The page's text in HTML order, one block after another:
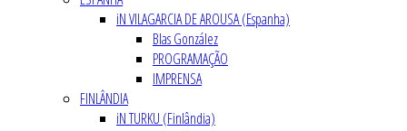
iN VILAGARCIA DE AROUSA (Espanha)
Blas González
PROGRAMAÇÃO
IMPRENSA
FINLÂNDIA
iN TURKU (Finlândia)